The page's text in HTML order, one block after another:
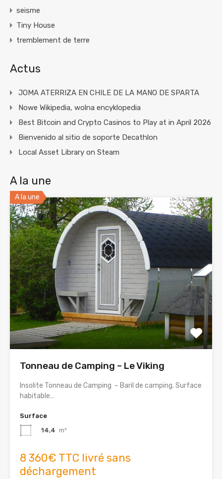
seisme
Tiny House
tremblement de terre
Actus
JOMA ATERRIZA EN CHILE DE LA MANO DE SPARTA
Nowe Wikipedia, wolna encyklopedia
Best Bitcoin and Crypto Casinos to Play at in April 2026
Bienvenido al sitio de soporte Decathlon
Local Asset Library on Steam
A la une
A la une
Tonneau de Camping – Le Viking
Insolite Tonneau de Camping – Baril de camping. Surface
habitable…
Surface
14,4 m²
8 360€ TTC livré sans
déchargement